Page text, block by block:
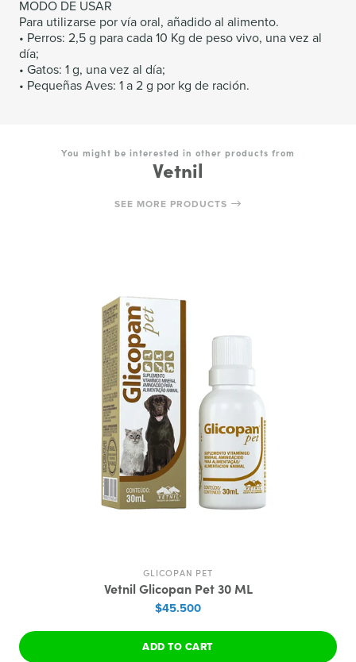
MODO DE USAR
Para utilizarse por vía oral, añadido al alimento.
• Perros: 2,5 g para cada 10 Kg de peso vivo, una vez al
día;
• Gatos: 1 g, una vez al día;
• Pequeñas Aves: 1 a 2 g por kg de ración.
You might be interested in other products from
Vetnil
SEE MORE PRODUCTS
GLICOPAN PET
Vetnil Glicopan Pet 30 ML
$45.500
ADD TO CART